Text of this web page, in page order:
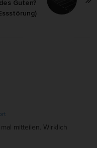
Guten?
mitteilen. Wirklich